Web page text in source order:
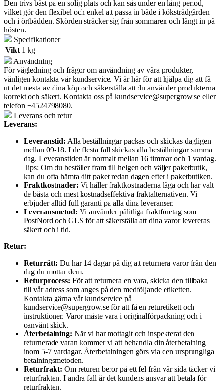
Den trivs bäst på en solig plats och kan sås under en lång period,
vilket gör den flexibel och enkel att passa in både i köksträdgården
och i örtbädden. Skörden sträcker sig från sommaren och långt in på
hösten.
Specifikationer
Vikt 1 kg
Användning
För vägledning och frågor om användning av våra produkter,
vänligen kontakta vår kundservice. Vi är här för att hjälpa dig att få
ut det mesta av dina köp och säkerställa att du använder produkterna
korrekt och säkert. Kontakta oss på kundservice@supergrow.se eller
telefon +4524798080.
Leverans och retur
Leverans:
Leveranstid: Alla beställningar packas och skickas dagligen
mellan 09-18. I de flesta fall skickas alla beställningar samma
dag. Leveranstiden är normalt mellan 16 timmar och 1 vardag.
Tips: Om du beställer fram till helgen och väljer paketbutik,
kan du ofta hämta ditt paket redan dagen efter i paketbutiken.
Fraktkostnader: Vi håller fraktkostnaderna låga och har valt
de bästa och mest kostnadseffektiva fraktalternativen. Vi
erbjuder alltid full garanti på alla dina leveranser.
Leveransmetod: Vi använder pålitliga fraktföretag som
PostNord och GLS för att säkerställa att dina varor levereras
säkert och i tid.
Retur:
Returrätt: Du har 14 dagar på dig att returnera varor från den
dag du mottar dem.
Returprocess: För att returnera en vara, skicka den tillbaka
till vår adress som anges på den medföljande etiketten.
Kontakta gärna vår kundservice på
kundservice@supergrow.se för att få en returetikett och
instruktioner. Varor måste vara i originalförpackning och i
oanvänt skick.
Återbetalning: När vi har mottagit och inspekterat den
returnerade varan kommer vi att behandla din återbetalning
inom 5-7 vardagar. Återbetalningen görs via den ursprungliga
betalningsmetoden.
Returfrakt: Om returen beror på ett fel från vår sida täcker vi
returfrakten. I andra fall är det kundens ansvar att betala för
returfrakten.